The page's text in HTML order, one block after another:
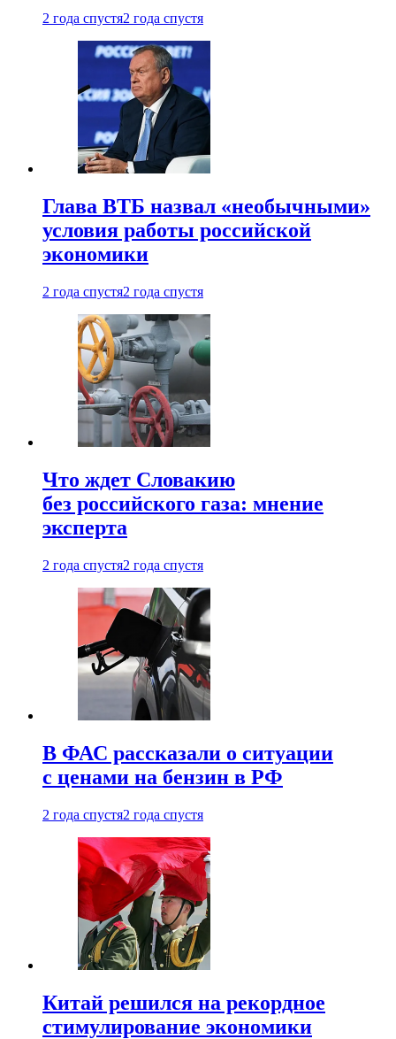
2 года спустя2 года спустя
Глава ВТБ назвал «необычными»
условия работы российской
экономики
2 года спустя2 года спустя
Что ждет Словакию
без российского газа: мнение
эксперта
2 года спустя2 года спустя
В ФАС рассказали о ситуации
с ценами на бензин в РФ
2 года спустя2 года спустя
Китай решился на рекордное
стимулирование экономики